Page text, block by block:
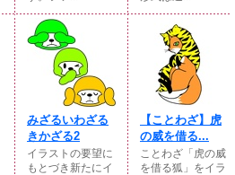
みざるいわざる
きかざる2
イラストの要望に
もとづき新たにイ
【ことわざ】虎
の威を借る...
ことわざ「虎の威
を借る狐」をイラ